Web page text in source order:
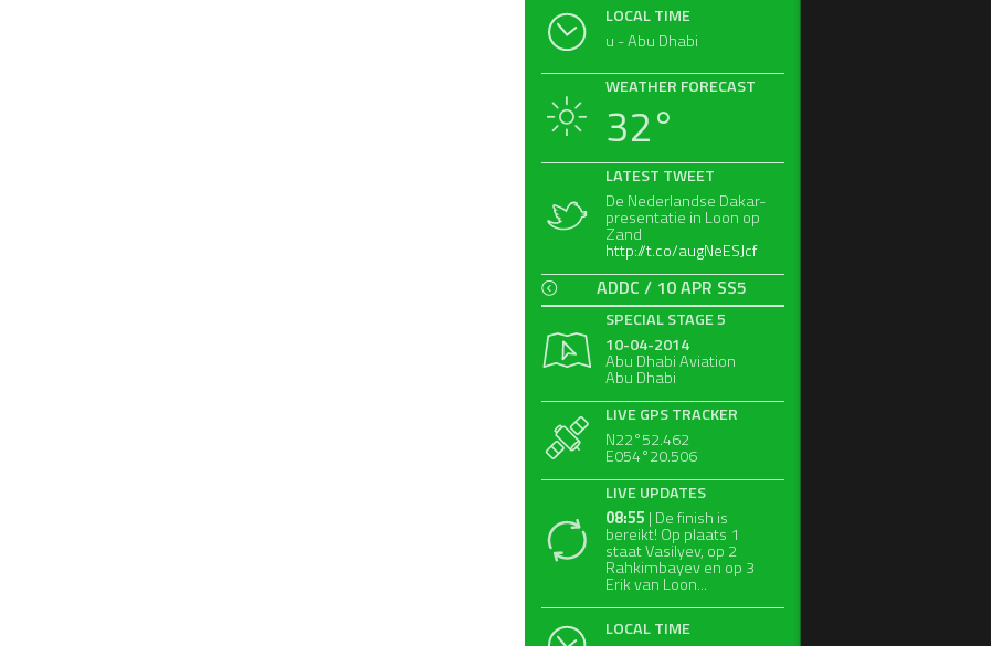
LOCAL TIME
u - Abu Dhabi
WEATHER FORECAST
32°
LATEST TWEET
De Nederlandse Dakar-
presentatie in Loon op
Zand
http://t.co/augNeESJcf
ADDC / 10 APR SS5
SPECIAL STAGE 5
10-04-2014
Abu Dhabi Aviation
Abu Dhabi
LIVE GPS TRACKER
N22°52.462
E054°20.506
LIVE UPDATES
08:55 | De finish is
bereikt! Op plaats 1
staat Vasilyev, op 2
Rahkimbayev en op 3
Erik van Loon...
LOCAL TIME